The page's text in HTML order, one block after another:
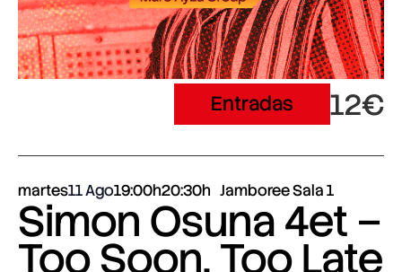
Entradas 12€
martes11 Ago19:00h20:30h Jamboree Sala 1
Simon Osuna 4et –
Too Soon, Too Late